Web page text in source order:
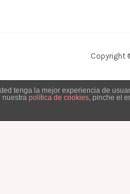
Copyright
tenga la mejor experiencia de
nuestra política de cookies , pinche el